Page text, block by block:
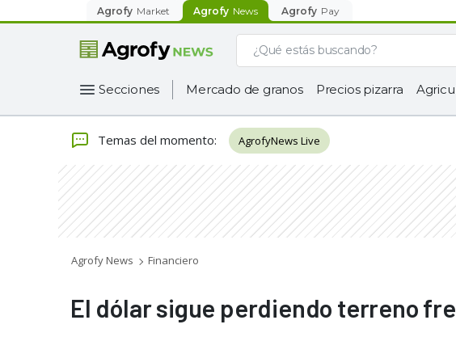
Agrofy Market Agrofy News Agrofy Pay
Secciones Mercado de granos Precios pizarra
Temas del momento: AgrofyNews Live
Agrofy News Financiero
El dólar sigue perdiendo terreno